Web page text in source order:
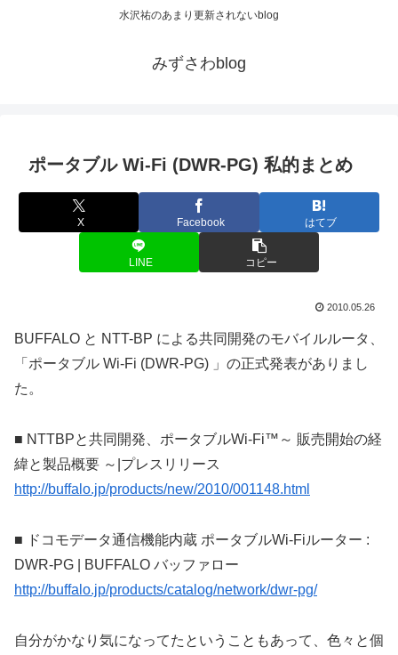
水沢祐のあまり更新されないblog
みずさわblog
ポータブル Wi-Fi (DWR-PG) 私的まとめ
X Facebook はてブ
LINE コピー
2010.05.26
BUFFALO と NTT-BP による共同開発のモバイルルータ、
「ポータブル Wi-Fi (DWR-PG) 」の正式発表がありまし
た。
■ NTTBPと共同開発、ポータブルWi-Fi™～ 販売開始の経
緯と製品概要 ～|プレスリリース
http://buffalo.jp/products/new/2010/001148.html
■ ドコモデータ通信機能内蔵 ポータブルWi-Fiルーター :
DWR-PG | BUFFALO バッファロー
http://buffalo.jp/products/catalog/network/dwr-pg/
自分がかなり気になってたということもあって、色々と個